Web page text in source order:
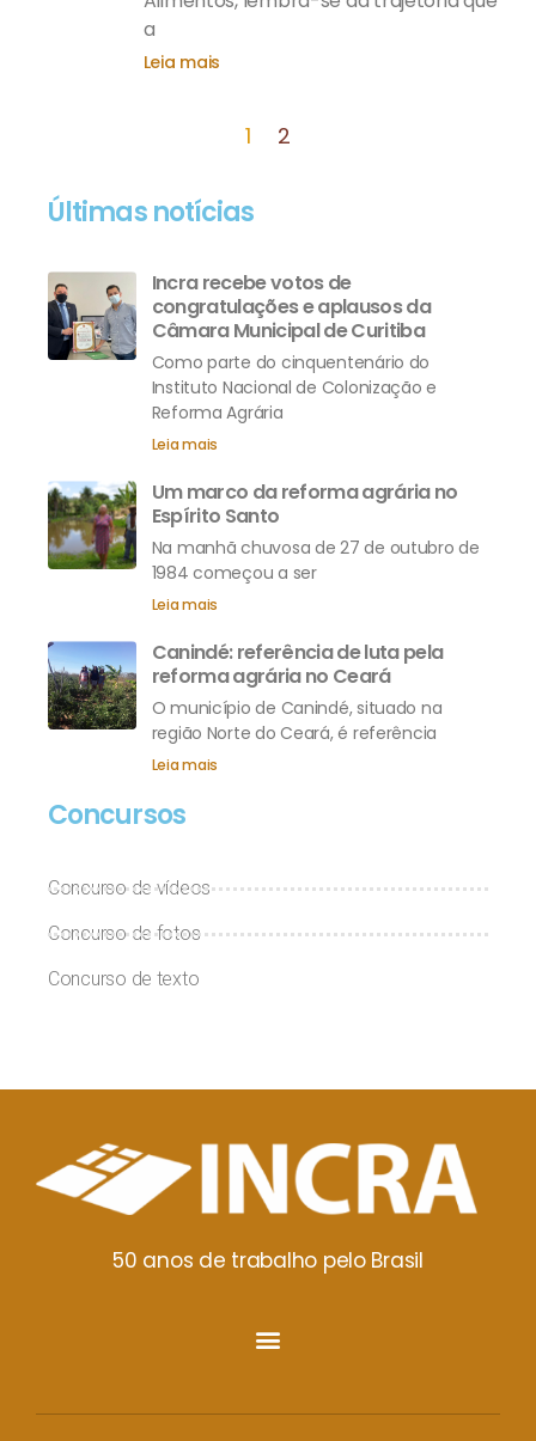
a
Leia mais
1 2
Últimas notícias
Incra recebe votos de
congratulações e aplausos da
Câmara Municipal de Curitiba
Como parte do cinquentenário do
Instituto Nacional de Colonização e
Reforma Agrária
Leia mais
Um marco da reforma agrária no
Espírito Santo
Na manhã chuvosa de 27 de outubro de
1984 começou a ser
Leia mais
Canindé: referência de luta pela
reforma agrária no Ceará
O município de Canindé, situado na
região Norte do Ceará, é referência
Leia mais
Concursos
Concurso de vídeos
Concurso de fotos
Concurso de texto
50 anos de trabalho pelo Brasil